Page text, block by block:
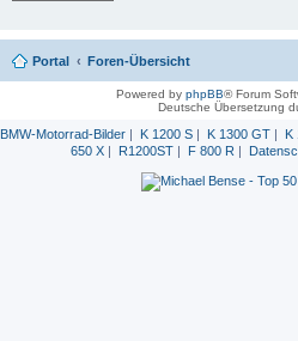
Portal Foren-Übersicht
Powered by phpBB® Forum
Deutsche Übersetzung
BMW-Motorrad-Bilder | K 1200 S | K 1300 GT | K
650 X | R1200ST | F 800 R |